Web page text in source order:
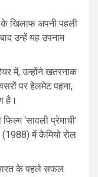
खिलाफ अपनी पहली
उन्हें यह उपनाम
में, उन्होंने खतरनाक
पर हेलमेट पहना,
है।
‘सावली प्रेमाची’
(1988) में कैमियो रोल
के पहले सफल